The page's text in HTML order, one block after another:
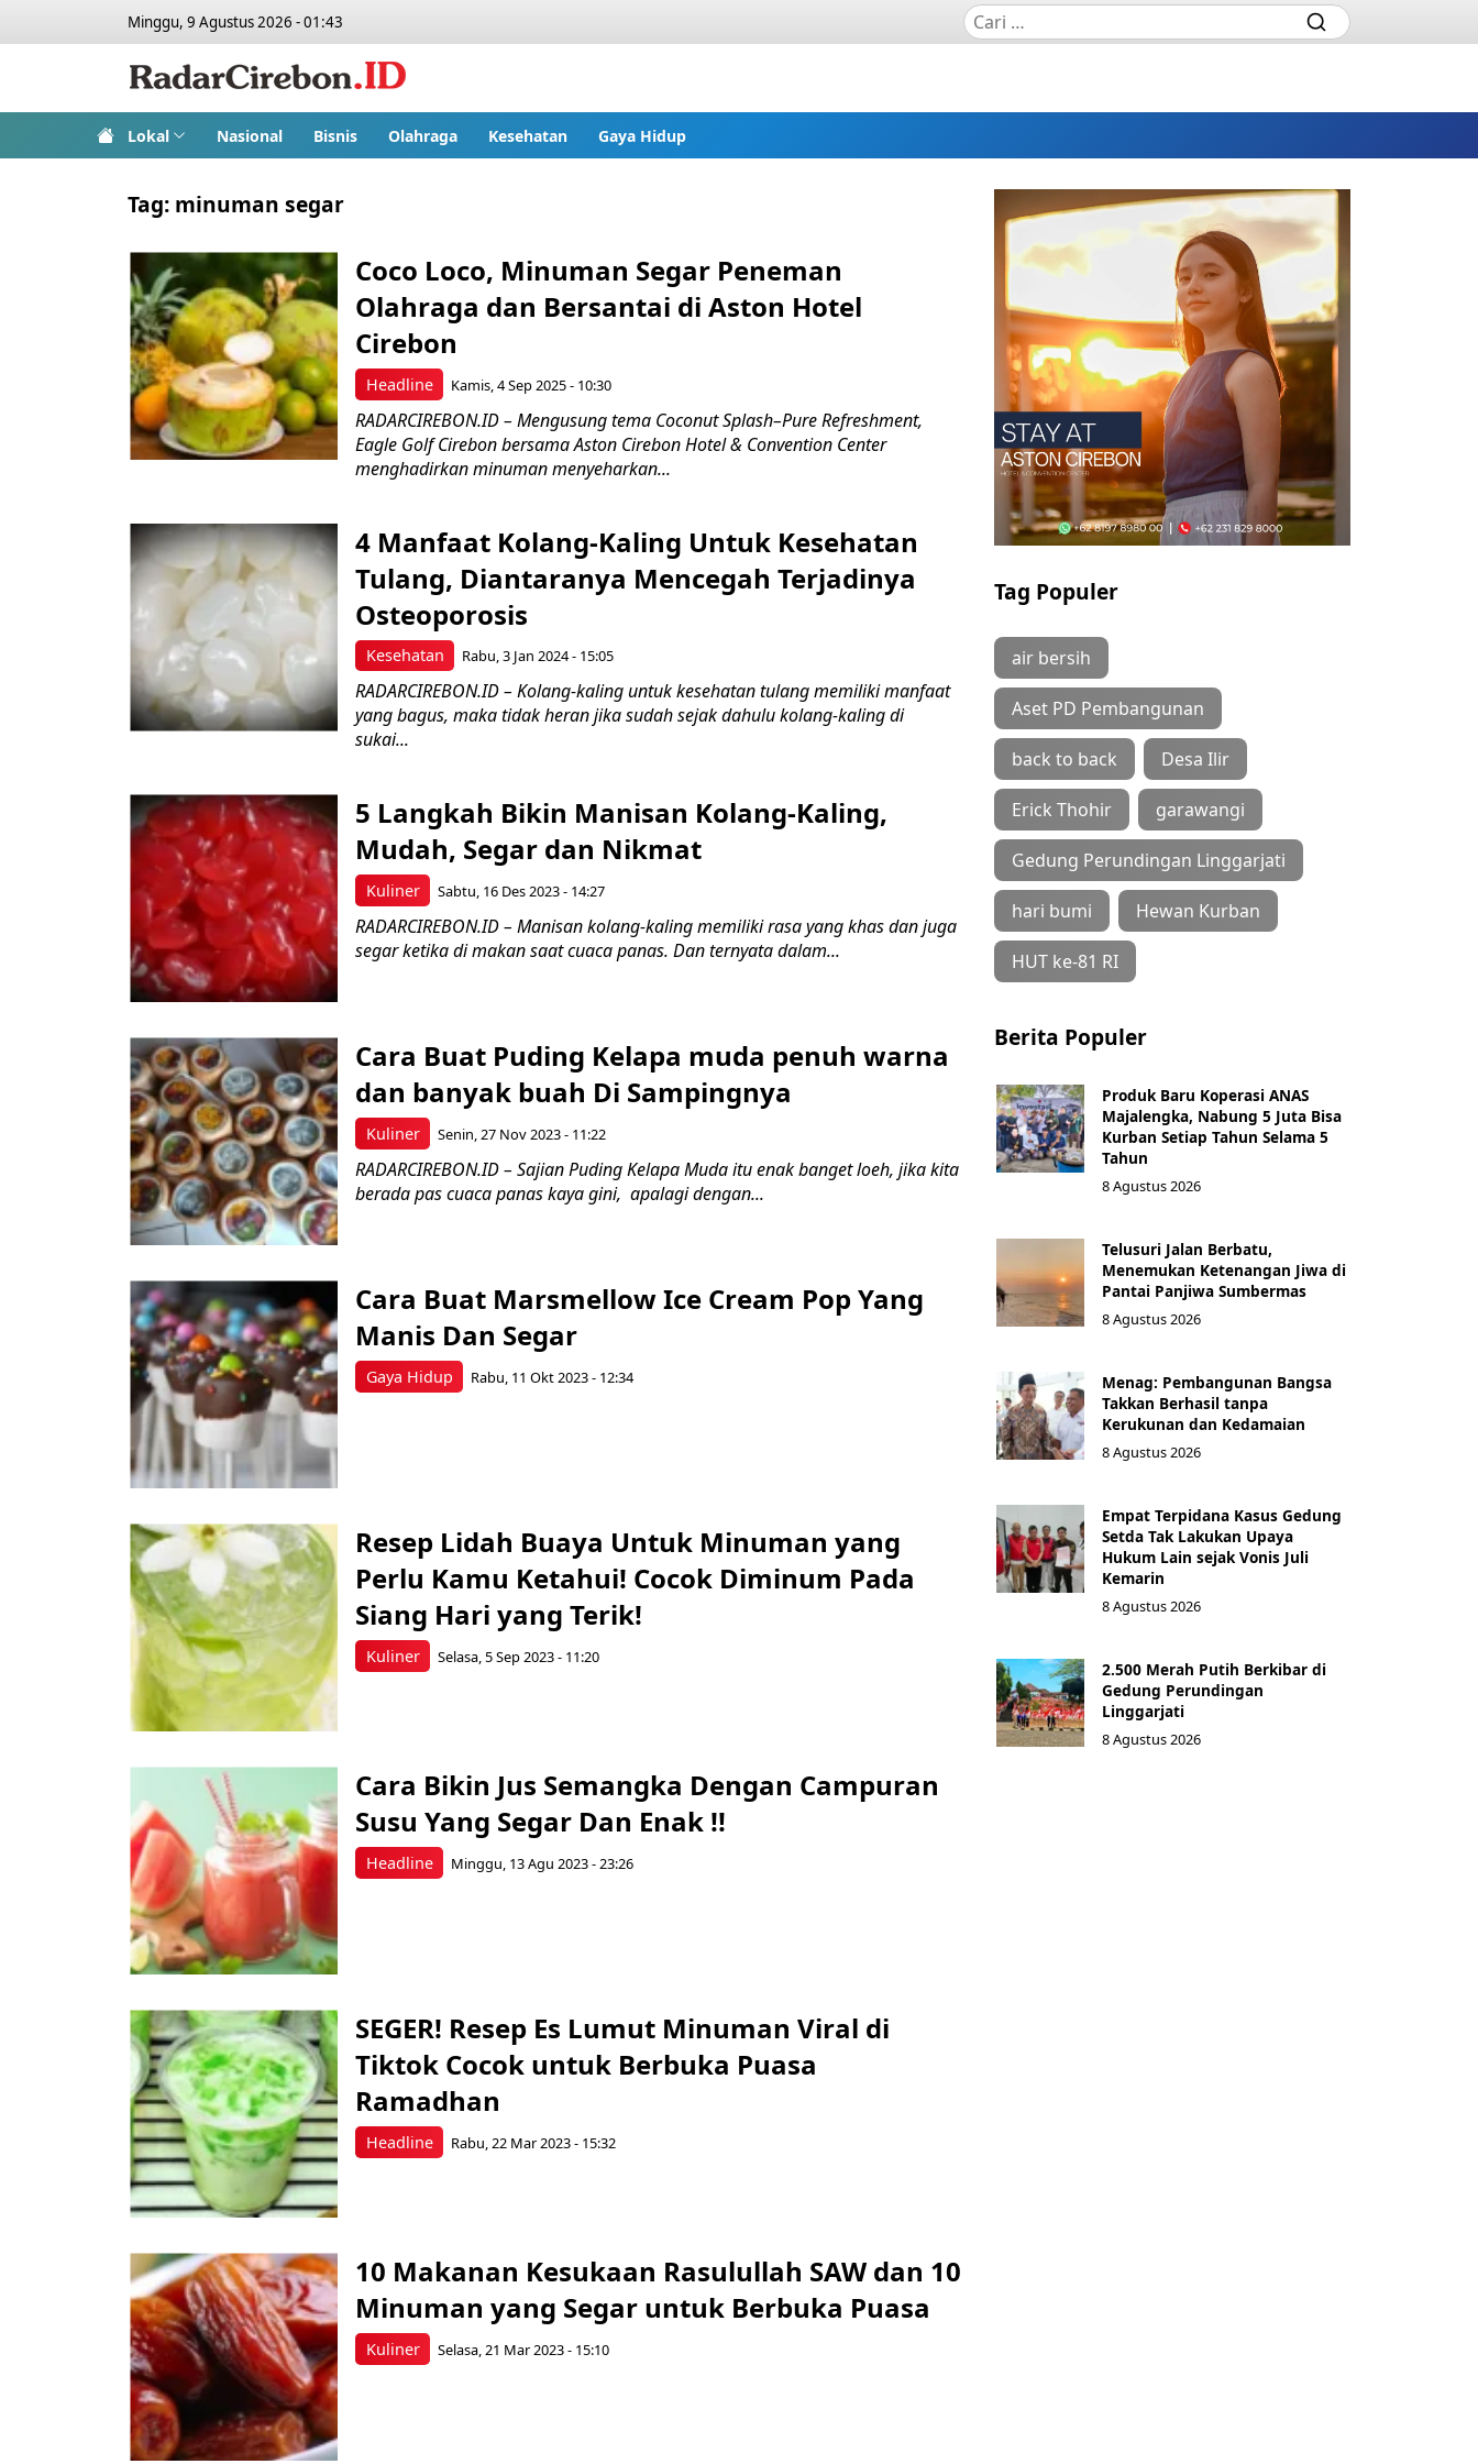
Minggu, 9 Agustus 2026 - 01:43
Lokal Nasional Bisnis Olahraga Kesehatan Gaya Hidup
Tag: minuman segar
Headline
Coco Loco, Minuman Segar Peneman
Olahraga dan Bersantai di Aston Hotel
Cirebon
Kamis, 4 Sep 2025 - 10:30
RADARCIREBON.ID – Mengusung tema Coconut Splash–Pure Refreshment,
Eagle Golf Cirebon bersama Aston Cirebon Hotel & Convention Center
menghadirkan minuman menyeharkan...
Kesehatan
4 Manfaat Kolang-Kaling Untuk Kesehatan
Tulang, Diantaranya Mencegah Terjadinya
Osteoporosis
Rabu, 3 Jan 2024 - 15:05
RADARCIREBON.ID – Kolang-kaling untuk kesehatan tulang memiliki manfaat
yang bagus, maka tidak heran jika sudah sejak dahulu kolang-kaling di
sukai...
Kuliner
5 Langkah Bikin Manisan Kolang-Kaling,
Mudah, Segar dan Nikmat
Sabtu, 16 Des 2023 - 14:27
RADARCIREBON.ID – Manisan kolang-kaling memiliki rasa yang khas dan juga
segar ketika di makan saat cuaca panas. Dan ternyata dalam...
Kuliner
Cara Buat Puding Kelapa muda penuh warna
dan banyak buah Di Sampingnya
Senin, 27 Nov 2023 - 11:22
RADARCIREBON.ID – Sajian Puding Kelapa Muda itu enak banget loeh, jika kita
berada pas cuaca panas kaya gini, apalagi dengan...
Gaya Hidup
Cara Buat Marsmellow Ice Cream Pop Yang
Manis Dan Segar
Rabu, 11 Okt 2023 - 12:34
Kuliner
Resep Lidah Buaya Untuk Minuman yang
Perlu Kamu Ketahui! Cocok Diminum Pada
Siang Hari yang Terik!
Selasa, 5 Sep 2023 - 11:20
Headline
Cara Bikin Jus Semangka Dengan Campuran
Susu Yang Segar Dan Enak !!
Minggu, 13 Agu 2023 - 23:26
Headline
SEGER! Resep Es Lumut Minuman Viral di
Tiktok Cocok untuk Berbuka Puasa
Ramadhan
Rabu, 22 Mar 2023 - 15:32
Kuliner
10 Makanan Kesukaan Rasulullah SAW dan 10
Minuman yang Segar untuk Berbuka Puasa
Selasa, 21 Mar 2023 - 15:10
Tag Populer
air bersih
Aset PD Pembangunan
back to back Desa Ilir
Erick Thohir garawangi
Gedung Perundingan Linggarjati
hari bumi Hewan Kurban
HUT ke-81 RI
Berita Populer
Produk Baru Koperasi ANAS
Majalengka, Nabung 5 Juta Bisa
Kurban Setiap Tahun Selama 5
Tahun
8 Agustus 2026
Telusuri Jalan Berbatu,
Menemukan Ketenangan Jiwa di
Pantai Panjiwa Sumbermas
8 Agustus 2026
Menag: Pembangunan Bangsa
Takkan Berhasil tanpa
Kerukunan dan Kedamaian
8 Agustus 2026
Empat Terpidana Kasus Gedung
Setda Tak Lakukan Upaya
Hukum Lain sejak Vonis Juli
Kemarin
8 Agustus 2026
2.500 Merah Putih Berkibar di
Gedung Perundingan
Linggarjati
8 Agustus 2026